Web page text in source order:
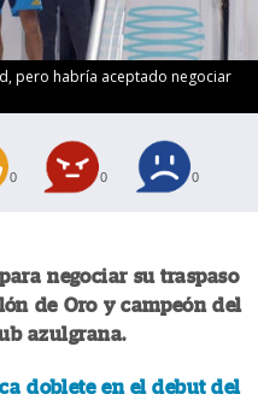
pero habría aceptado negociar
0 0 0
negociar su traspaso
de Oro y campeón del
azulgrana.
doblete en el debut del